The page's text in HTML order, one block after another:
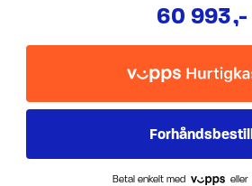
60 993,-
Betal enkelt med eller